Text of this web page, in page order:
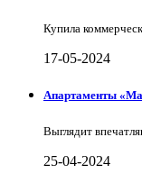
Купила
17-05-2024
Апартаменты
Выглядит
25-04-2024